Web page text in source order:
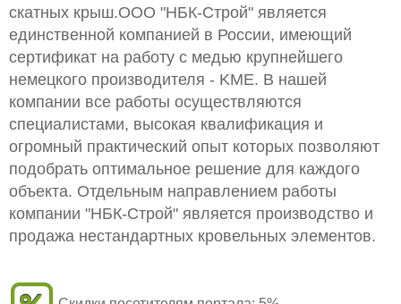
скатных крыш.ООО "НБК-Строй" является
единственной компанией в России, имеющий
сертификат на работу с медью крупнейшего
немецкого производителя - KME. В нашей
компании все работы осуществляются
специалистами, высокая квалификация и
огромный практический опыт которых позволяют
подобрать оптимальное решение для каждого
объекта. Отдельным направлением работы
компании "НБК-Строй" является производство и
продажа нестандартных кровельных элементов.